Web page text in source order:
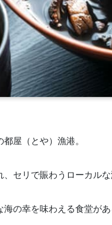
屋（とや）漁港。
セリで賑わうローカルな
の幸を味わえる食堂が